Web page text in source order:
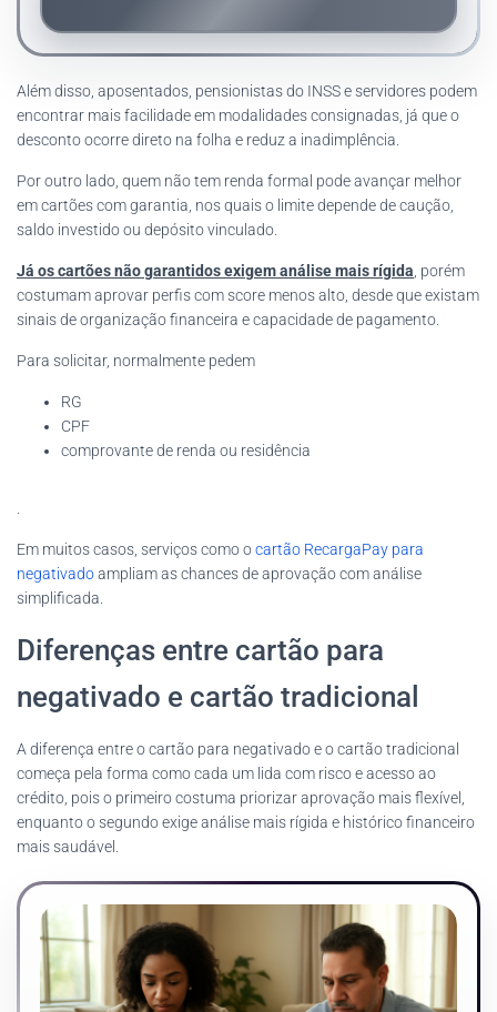
Além disso, aposentados, pensionistas do INSS e servidores podem
encontrar mais facilidade em modalidades consignadas, já que o
desconto ocorre direto na folha e reduz a inadimplência.
Por outro lado, quem não tem renda formal pode avançar melhor
em cartões com garantia, nos quais o limite depende de caução,
saldo investido ou depósito vinculado.
Já os cartões não garantidos exigem análise mais rígida, porém
costumam aprovar perfis com score menos alto, desde que existam
sinais de organização financeira e capacidade de pagamento.
Para solicitar, normalmente pedem
RG
CPF
comprovante de renda ou residência
.
Em muitos casos, serviços como ocartão RecargaPay para
negativadoampliam as chances de aprovação com análise
simplificada.
Diferenças entre cartão para
negativado e cartão tradicional
A diferença entre o cartão para negativado e o cartão tradicional
começa pela forma como cada um lida com risco e acesso ao
crédito, pois o primeiro costuma priorizar aprovação mais flexível,
enquanto o segundo exige análise mais rígida e histórico financeiro
mais saudável.